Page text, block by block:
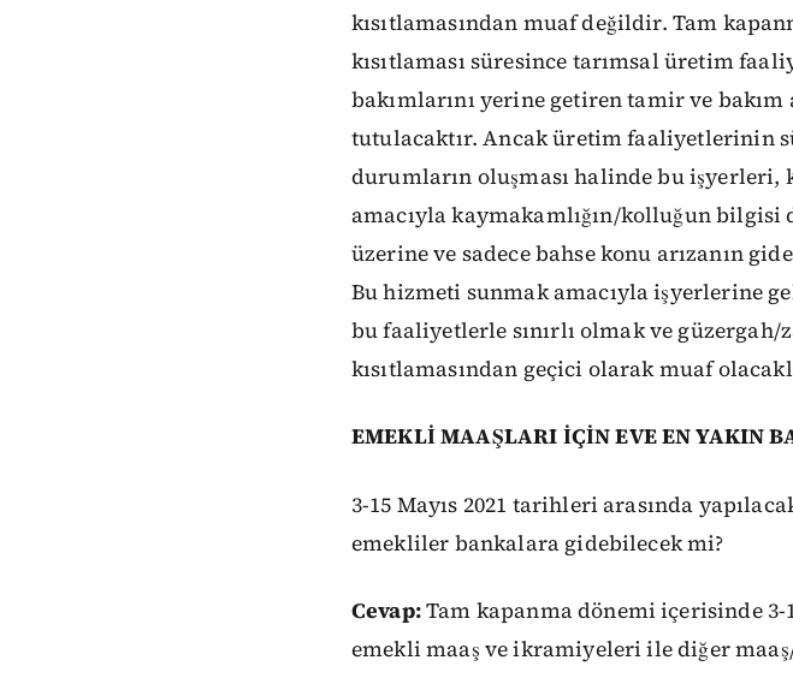
kısıtlamasından muaf değildir. Tam
kısıtlaması süresince tarımsal üretim
bakımlarını yerine getiren tamir ve
tutulacaktır. Ancak üretim faaliyetlerinin
durumların oluşması halinde bu işyerleri,
amacıyla kaymakamlığın/kolluğun bilgisi
üzerine ve sadece bahse konu arızanın
Bu hizmeti sunmak amacıyla işyerlerine
bu faaliyetlerle sınırlı olmak ve
kısıtlamasından geçici olarak muaf
EMEKLİ MAAŞLARI İÇİN EVE EN YAKIN
3-15 Mayıs 2021 tarihleri arasında
emekliler bankalara gidebilecek mi?
Cevap:Tam kapanma dönemi içerisinde 3-
emekli maaş ve ikramiyeleri ile diğer